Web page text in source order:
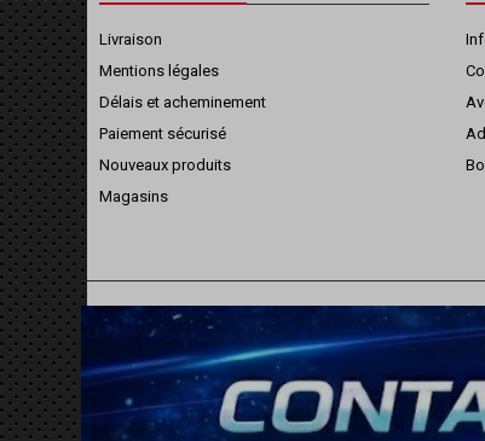
Livraison
Mentions légales
Délais et acheminement
Paiement sécurisé
Nouveaux produits
Magasins